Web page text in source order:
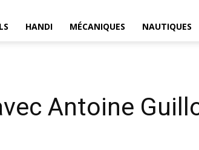
HANDI MÉCANIQUES NAUTIQUES
Antoine